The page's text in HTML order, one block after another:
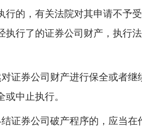
的，有关法院对其申请不予
行了的证券公司财产，执行
证券公司财产进行保全或者继
中止执行。
证券公司破产程序的，应当在